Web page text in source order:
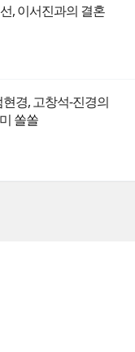
, 이서진과의 결혼
경, 고창석-진경의
쏠쏠